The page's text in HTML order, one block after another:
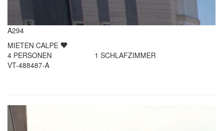
A294
MIETEN CALPE
4 PERSONEN 1 SCHLAFZIMMER
VT-488487-A